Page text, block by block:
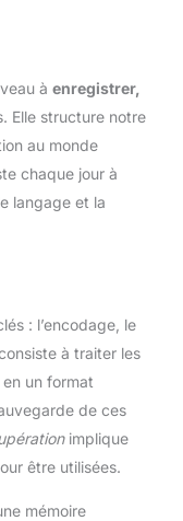
à enregistrer,
Elle structure notre
au monde
chaque jour à
langage et la
: l’encodage, le
à traiter les
un format
de ces
implique
être utilisées.
mémoire